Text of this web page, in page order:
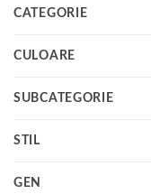
CATEGORIE
CULOARE
SUBCATEGORIE
STIL
GEN